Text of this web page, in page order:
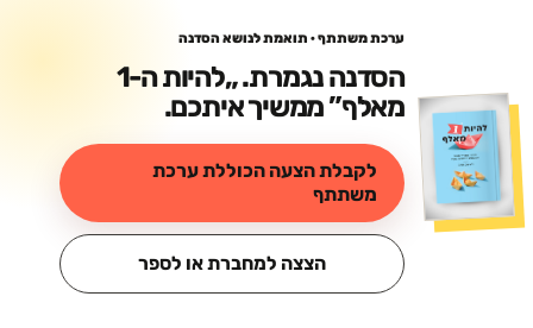
ערכת משתתף · תואמת לנושא הסדנה
הסדנה נגמרת. „
להיות ה-1
מאלף” ממשיך איתכם.
לקבלת הצעה הכוללת ערכת
משתתף
הצצה למחברת או לספר